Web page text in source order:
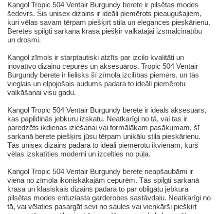
Kangol Tropic 504 Ventair Burgundy berete ir pilsētas modes
šedevrs. Šis unisex dizains ir ideāli piemērots pieaugušajiem,
kuri vēlas savam tērpam piešķirt stila un elegances pieskārienu.
Beretes spilgti sarkanā krāsa piešķir valkātājai izsmalcinātību
un drosmi.
Kangol zīmols ir starptautiski atzīts par izcilo kvalitāti un
inovatīvo dizainu cepurēs un aksesuāros. Tropic 504 Ventair
Burgundy berete ir lielisks šī zīmola izcilības piemērs, un tās
vieglais un elpojošais audums padara to ideāli piemērotu
valkāšanai visu gadu.
Kangol Tropic 504 Ventair Burgundy berete ir ideāls aksesuārs,
kas papildinās jebkuru izskatu. Neatkarīgi no tā, vai tas ir
paredzēts ikdienas iziešanai vai formālākam pasākumam, šī
sarkanā berete piešķirs jūsu tērpam unikālu stila pieskārienu.
Tās unisex dizains padara to ideāli piemērotu ikvienam, kurš
vēlas izskatīties moderni un izcelties no pūļa.
Kangol Tropic 504 Ventair Burgundy berete neapšaubāmi ir
viena no zīmola ikoniskākajām cepurēm. Tās spilgti sarkanā
krāsa un klasiskais dizains padara to par obligātu jebkura
pilsētas modes entuziasta garderobes sastāvdaļu. Neatkarīgi no
tā, vai vēlaties pasargāt sevi no saules vai vienkārši piešķirt